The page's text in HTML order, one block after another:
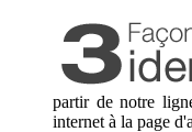
partir de notre
internet à la page